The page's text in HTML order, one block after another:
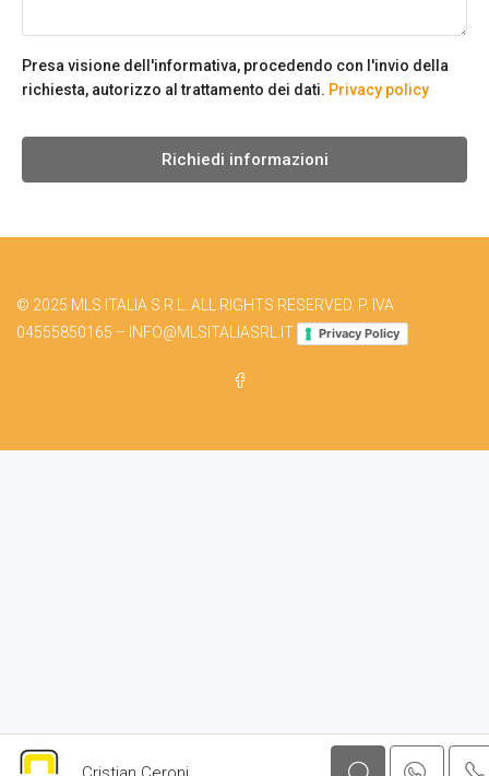
Presa visione dell'informativa, procedendo con l'invio della
richiesta, autorizzo al trattamento dei dati. Privacy policy
Richiedi informazioni
© 2025 MLS ITALIA S.R.L. ALL RIGHTS RESERVED. P. IVA
04555850165 – INFO@MLSITALIASRL.IT
Privacy Policy